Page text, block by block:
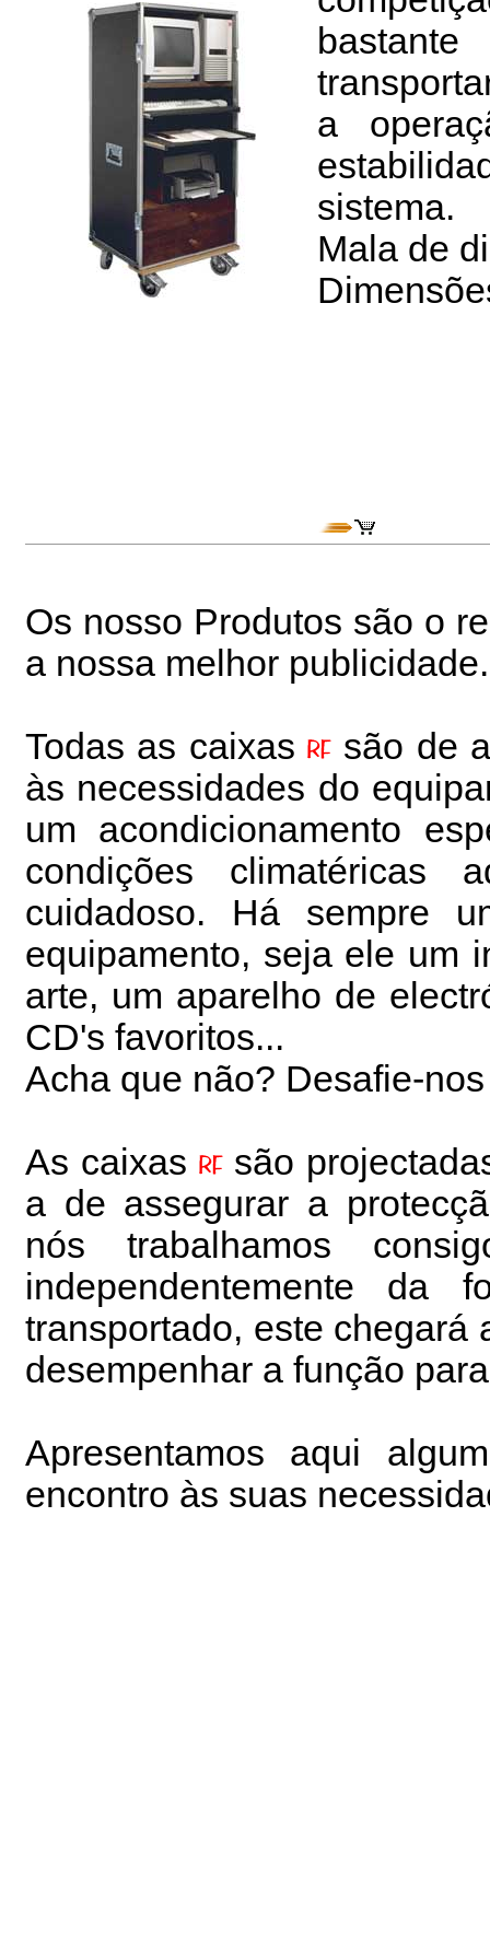
a
sistema.
Mala de
Os nosso Produtos são o
a nossa melhor
Todas as caixas
são de
às necessidades do
um acondicionamento
condições climatéricas
cuidadoso. Há sempre
equipamento, seja ele um
arte, um aparelho de
CD's favoritos...
Acha que não? Desafie-
As caixas
são
a de assegurar a
nós trabalhamos
independentemente
transportado, este chegará
desempenhar a função
Apresentamos aqui
encontro às suas